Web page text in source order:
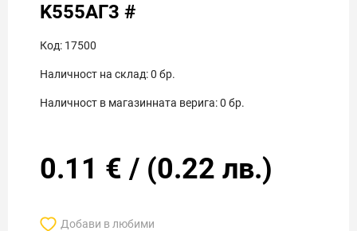
K555АГ3 #
Код: 17500
Наличност на склад:0 бр.
Наличност в магазинната верига:0 бр.
0.11 € / (0.22 лв.)
Добави в любими